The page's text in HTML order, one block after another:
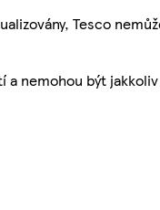
Tesco
nemohou být